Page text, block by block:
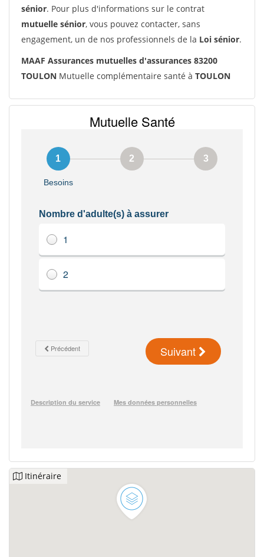
sénior. Pour plus d'informations sur le contrat
mutuelle sénior, vous pouvez contacter, sans
engagement, un de nos professionnels de la Loi sénior.
MAAF Assurances mutuelles d'assurances 83200
TOULON Mutuelle complémentaire santé à TOULON
Itinéraire